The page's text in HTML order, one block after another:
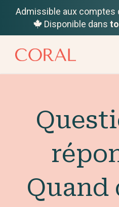
Admissible aux comptes
Disponible dans
Quand